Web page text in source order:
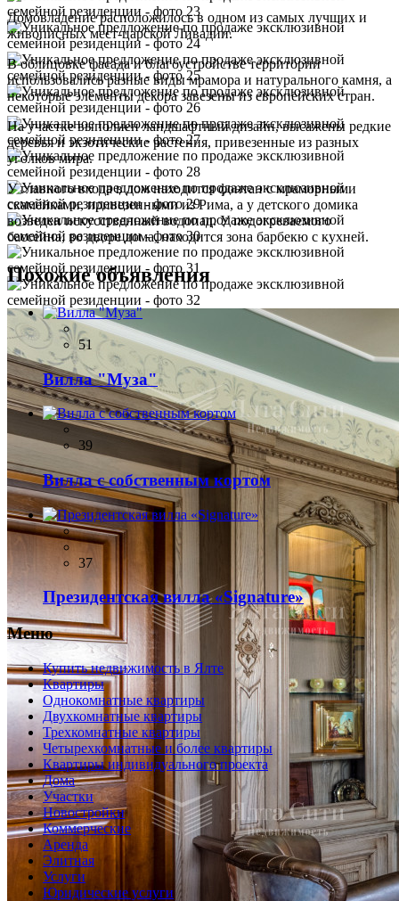
Домовладение расположилось в одном из самых лучших и
живописных мест-царской Ливадии.
В облицовке фасада и благоустройстве территории
использовались разные виды мрамора и натурального камня, а
некоторые элементы декора завезены из европейских стран.
На участке выполнен ландшафтный дизайн, высажены редкие
деревья и экзотические растения, привезенные из разных
уголков мира.
У главного входа в дом находится фонтан с мраморными
скамейками, привезенными из Рима, а у детского домика
возведен искусственный водопад. У подогреваемого
бассейна, во дворе дома, находится зона барбекю с кухней.
Похожие объявления
51
Вилла "Муза"
39
Вилла с собственным кортом
37
Президентская вилла «Signature»
Меню
Купить недвижимость в Ялте
Квартиры
Однокомнатные квартиры
Двухкомнатные квартиры
Трехкомнатные квартиры
Четырехкомнатные и более квартиры
Квартиры индивидуального проекта
Дома
Участки
Новостройки
Коммерческие
Аренда
Элитная
Услуги
Юридические услуги